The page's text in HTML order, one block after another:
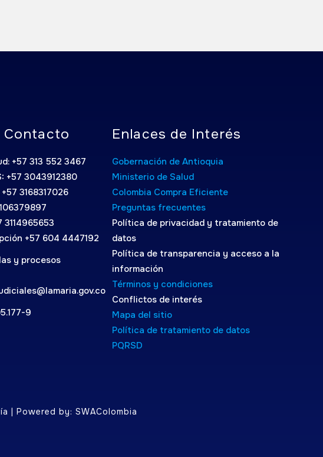
Contacto
+57 313 552 3467
+57 3043912380
3168317026
3114965653
+57 604 4447192
y procesos
9
Enlaces de Interés
Gobernación de Antioquia
Ministerio de Salud
Colombia Compra Eficiente
Preguntas frecuentes
Política de privacidad y tratamiento de
datos
Política de transparencia y acceso a la
información
Términos y condiciones
Conflictos de interés
Mapa del sitio
Política de tratamiento de datos
PQRSD
| Powered by: SWAColombia